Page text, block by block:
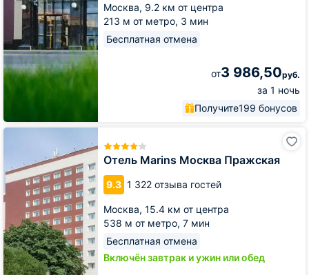
Москва, 9.2 км от центра
213 м от метро, 3 мин
Бесплатная отмена
от3 986,50руб.
за 1 ночь
Получите199 бонусов
Отель Marins Москва Пражская
9.3 1 322 отзыва гостей
Москва, 15.4 км от центра
538 м от метро, 7 мин
Бесплатная отмена
Включён завтрак и ужин или обед
Отель
Пражская